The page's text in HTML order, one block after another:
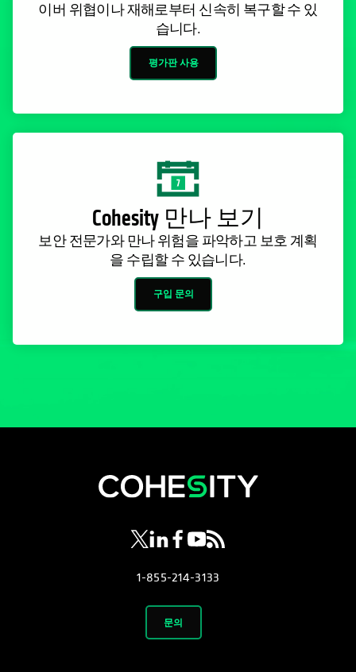
평가판 사용
Cohesity 만나 보기
보안 전문가와 만나 위험을 파악하고 보호 계획
을 수립할 수 있습니다.
구입 문의
1-855-214-3133
문의